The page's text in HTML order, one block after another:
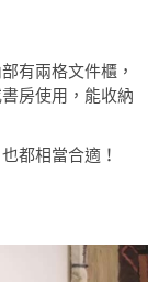
有兩格文件櫃，
房使用，能收納
都相當合適！